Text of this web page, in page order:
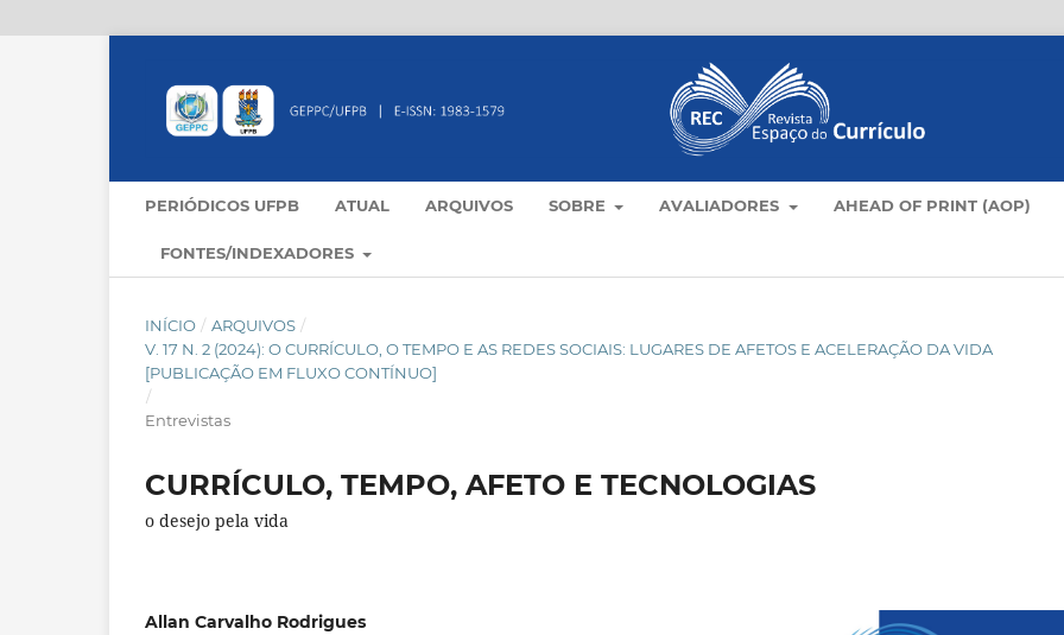
PERIÓDICOS UFPB ATUAL ARQUIVOS SOBRE AVALIADORES AHEAD OF PRINT (AOP)
FONTES/INDEXADORES
INÍCIO / ARQUIVOS /
V. 17 N. 2 (2024): O CURRÍCULO, O TEMPO E AS REDES SOCIAIS: LUGARES DE AFETOS E ACELERAÇÃO DA VIDA
[PUBLICAÇÃO EM FLUXO CONTÍNUO]
/
Entrevistas
CURRÍCULO, TEMPO, AFETO E TECNOLOGIAS
o desejo pela vida
Allan Carvalho Rodrigues